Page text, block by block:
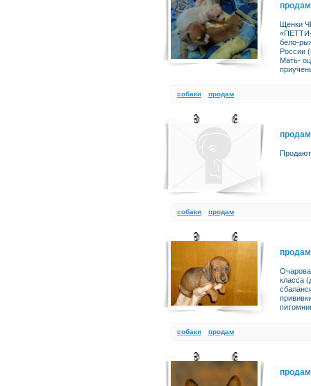
продам
Щенки
«ПЕТТИ-
бело-
России
Мать-
cобаки продам
продам
cобаки продам
продам
класса
cобаки продам
продам